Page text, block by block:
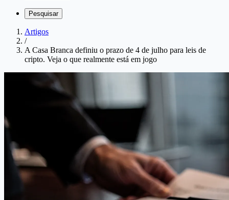
Pesquisar
Artigos
/
A Casa Branca definiu o prazo de 4 de julho para leis de
cripto. Veja o que realmente está em jogo